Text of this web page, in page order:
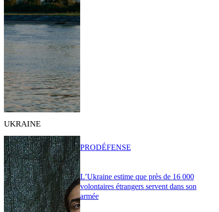
UKRAINE
L’Ukraine estime que près de 16 000
volontaires étrangers servent dans son
armée
PRODÉFENSE